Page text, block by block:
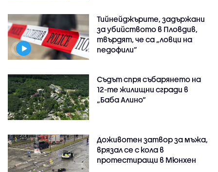
Тийнейджърите, задържани
за убийството в Пловдив,
твърдят, че са „ловци на
педофили”
Съдът спря събарянето на
12-те жилищни сгради в
„Баба Алино“
Доживотен затвор за мъжа,
врязал се с кола в
протестиращи в Мюнхен